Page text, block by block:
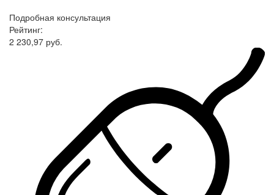
Подробная консультация
Рейтинг:
2 230,97 руб.